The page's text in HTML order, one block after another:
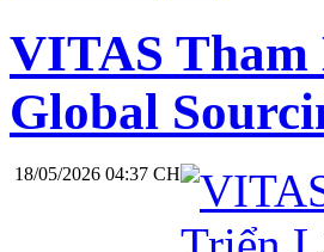
VITAS
Global
18/05/2026 04:37 CH